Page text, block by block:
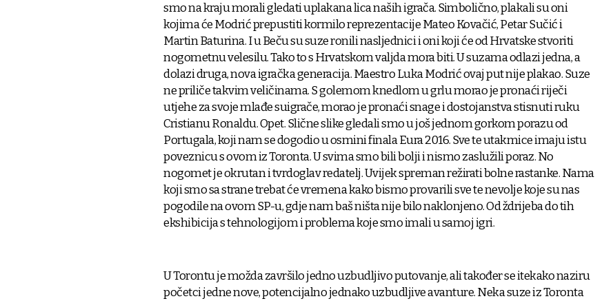
smo na kraju morali gledati uplakana lica naših igrača. Simbolično, plakali su oni
kojima će Modrić prepustiti kormilo reprezentacije Mateo Kovačić, Petar Sučić i
Martin Baturina. I u Beču su suze ronili nasljednici i oni koji će od Hrvatske stvoriti
nogometnu velesilu. Tako to s Hrvatskom valjda mora biti. U suzama odlazi jedna, a
dolazi druga, nova igračka generacija. Maestro Luka Modrić ovaj put nije plakao. Suze
ne priliče takvim veličinama. S golemom knedlom u grlu morao je pronaći riječi
utjehe za svoje mlađe suigrače, morao je pronaći snage i dostojanstva stisnuti ruku
Cristianu Ronaldu. Opet. Slične slike gledali smo u još jednom gorkom porazu od
Portugala, koji nam se dogodio u osmini finala Eura 2016. Sve te utakmice imaju istu
poveznicu s ovom iz Toronta. U svima smo bili bolji i nismo zaslužili poraz. No
nogomet je okrutan i tvrdoglav redatelj. Uvijek spreman režirati bolne rastanke. Nama
koji smo sa strane trebat će vremena kako bismo provarili sve te nevolje koje su nas
pogodile na ovom SP-u, gdje nam baš ništa nije bilo naklonjeno. Od ždrijeba do tih
ekshibicija s tehnologijom i problema koje smo imali u samoj igri.
U Torontu je možda završilo jedno uzbudljivo putovanje, ali također se itekako naziru
početci jedne nove, potencijalno jednako uzbudljive avanture. Neka suze iz Toronta